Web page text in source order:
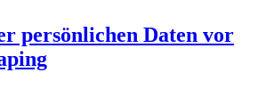
persönlichen Daten vor